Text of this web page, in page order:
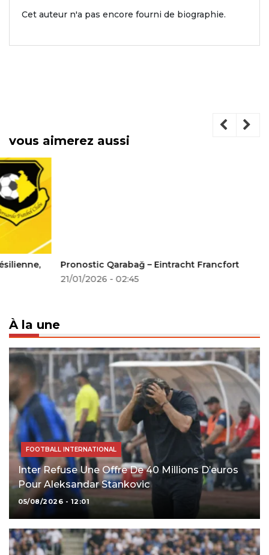
Cet auteur n'a pas encore fourni de biographie.
vous aimerez aussi
Pronostic Qarabağ – Eintracht Francfort
21/01/2026 - 02:45
À la une
FOOTBALL INTERNATIONAL
Inter Refuse Une Offre De 40 Millions D’euros
Pour Aleksandar Stankovic
05/08/2026 - 12:01